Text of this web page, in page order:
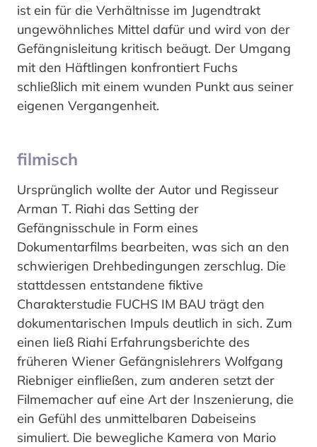
ist ein für die Verhältnisse im Jugendtrakt
ungewöhnliches Mittel dafür und wird von der
Gefängnisleitung kritisch beäugt. Der Umgang
mit den Häftlingen konfrontiert Fuchs
schließlich mit einem wunden Punkt aus seiner
eigenen Vergangenheit.
filmisch
Ursprünglich wollte der Autor und Regisseur
Arman T. Riahi das Setting der
Gefängnisschule in Form eines
Dokumentarfilms bearbeiten, was sich an den
schwierigen Drehbedingungen zerschlug. Die
stattdessen entstandene fiktive
Charakterstudie FUCHS IM BAU trägt den
dokumentarischen Impuls deutlich in sich. Zum
einen ließ Riahi Erfahrungsberichte des
früheren Wiener Gefängnislehrers Wolfgang
Riebniger einfließen, zum anderen setzt der
Filmemacher auf eine Art der Inszenierung, die
ein Gefühl des unmittelbaren Dabeiseins
simuliert. Die bewegliche Kamera von Mario